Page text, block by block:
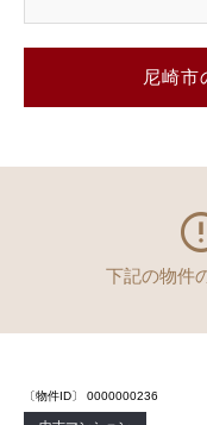
尼崎市
下記の物件
〔物件ID〕 0000000236